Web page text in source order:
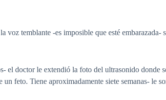
voz temblante -es imposible que esté
el doctor le extendió la foto del ultrasonido donde
un feto. Tiene aproximadamente siete semanas- le